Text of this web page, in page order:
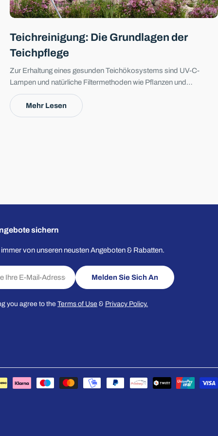
Teichreinigung: Die Grundlagen der
Teichpflege
Zur Erhaltung eines gesunden Teichökosystems sind UV-C-
Lampen und natürliche Filtermethoden wie Pflanzen und
künstliche Bachläufe effektiv. Chemische Reiniger sind nicht
geeignet. Besonders in Schwimmteichen sind UV-C-Systeme und
starke Pumpen notwendig, um das Wasser klar und das
Mehr Lesen
sichern
von unseren neusten Angeboten & Rabatten.
Melden Sie Sich An
you agree to theTerms of Use & Privacy Policy.